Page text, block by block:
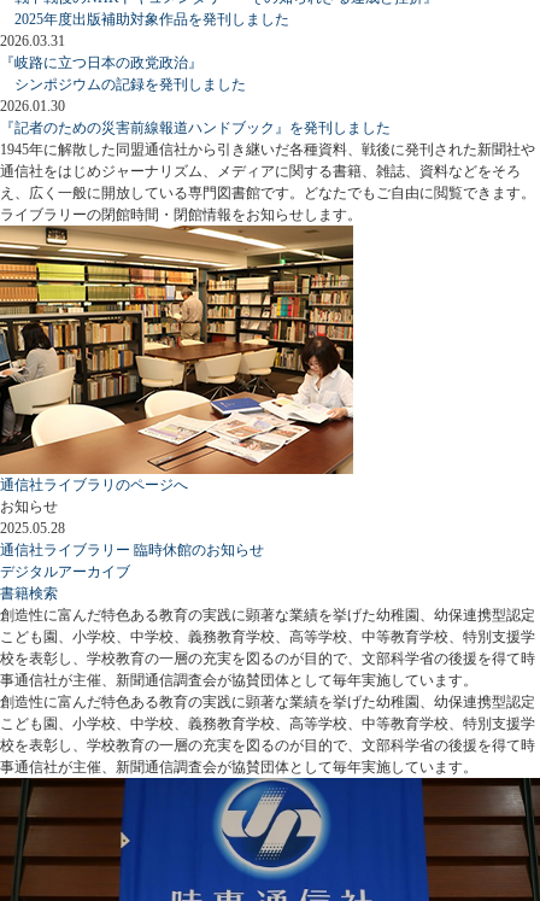
2025年度出版補助対象作品を発刊しました
2026.03.31
『岐路に立つ日本の政党政治』
シンポジウムの記録を発刊しました
2026.01.30
『記者のための災害前線報道ハンドブック』を発刊しました
1945年に解散した同盟通信社から引き継いだ各種資料、戦後に発刊された新聞社や
通信社をはじめジャーナリズム、メディアに関する書籍、雑誌、資料などをそろ
え、広く一般に開放している専門図書館です。どなたでもご自由に閲覧できます。
ライブラリーの閉館時間・閉館情報をお知らせします。
通信社ライブラリのページへ
お知らせ
2025.05.28
通信社ライブラリー 臨時休館のお知らせ
デジタルアーカイブ
書籍検索
創造性に富んだ特色ある教育の実践に顕著な業績を挙げた幼稚園、幼保連携型認定
こども園、小学校、中学校、義務教育学校、高等学校、中等教育学校、特別支援学
校を表彰し、学校教育の一層の充実を図るのが目的で、文部科学省の後援を得て時
事通信社が主催、新聞通信調査会が協賛団体として毎年実施しています。
創造性に富んだ特色ある教育の実践に顕著な業績を挙げた幼稚園、幼保連携型認定
こども園、小学校、中学校、義務教育学校、高等学校、中等教育学校、特別支援学
校を表彰し、学校教育の一層の充実を図るのが目的で、文部科学省の後援を得て時
事通信社が主催、新聞通信調査会が協賛団体として毎年実施しています。